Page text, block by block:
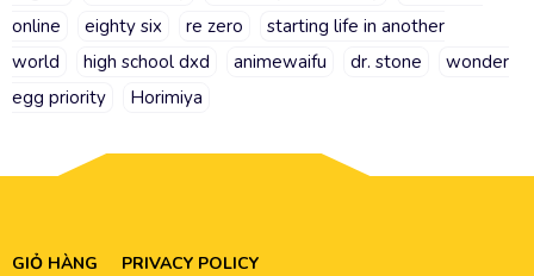
online
eighty six re zero
starting life in another
world
high school dxd animewaifu dr. stone
wonder
egg priority
Horimiya
GIỎ HÀNG
PRIVACY POLICY